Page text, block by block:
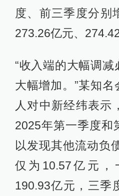
度、前三季度分别
273.26亿元、274.42
“收入端的大幅调
大幅增加。”某知
人对中新经纬表示
2025年第一季度和
以发现其他流动负
仅为10.57亿元
190.93亿元，三季